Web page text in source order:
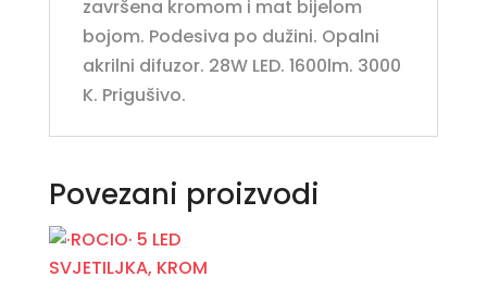
završena kromom i mat bijelom
bojom. Podesiva po dužini. Opalni
akrilni difuzor. 28W LED. 1600lm. 3000
K. Prigušivo.
Povezani proizvodi